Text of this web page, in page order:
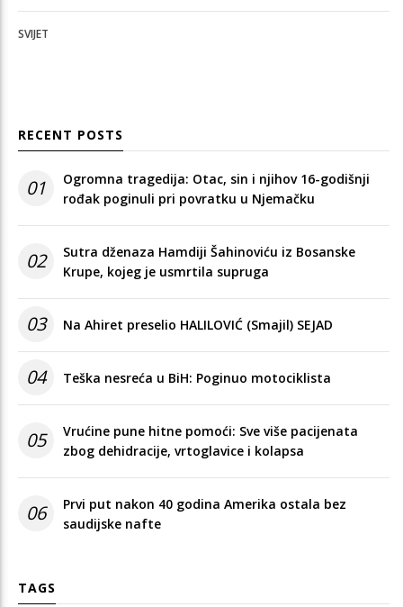
SVIJET
RECENT POSTS
01
Ogromna tragedija: Otac, sin i njihov 16-godišnji
rođak poginuli pri povratku u Njemačku
02
Sutra dženaza Hamdiji Šahinoviću iz Bosanske
Krupe, kojeg je usmrtila supruga
03 Na Ahiret preselio HALILOVIĆ (Smajil) SEJAD
04 Teška nesreća u BiH: Poginuo motociklista
05
Vrućine pune hitne pomoći: Sve više pacijenata
zbog dehidracije, vrtoglavice i kolapsa
06
Prvi put nakon 40 godina Amerika ostala bez
saudijske nafte
TAGS